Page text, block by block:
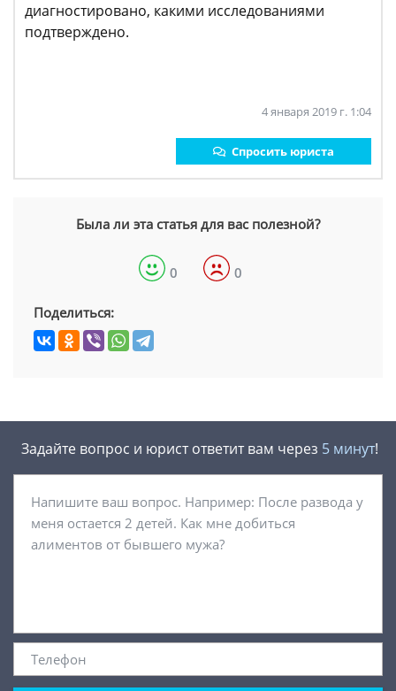
диагностировано, какими исследованиями
подтверждено.
4 января 2019 г. 1:04
Спросить юриста
Была ли эта статья для вас полезной?
0 0
Поделиться:
Задайте вопрос и юрист ответит вам через 5 минут!